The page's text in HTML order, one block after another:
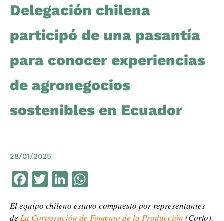
Delegación chilena
participó de una pasantía
para conocer experiencias
de agronegocios
sostenibles en Ecuador
28/01/2025
Facebook
TwitterLinkedIn
El equipo chileno estuvo compuesto por representantes
de La Corporación de Fomento de la Producción (Corfo),